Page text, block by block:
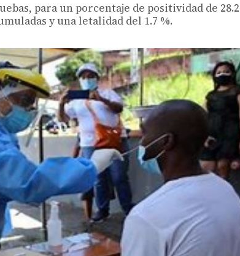
para un porcentaje de positividad de
y una letalidad del 1.7 %.